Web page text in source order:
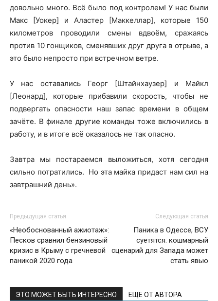
довольно много. Всё было под контролем! У нас были
Макс [Уокер] и Аластер [Маккеллар], которые 150
километров проводили смены вдвоём, сражаясь
против 10 гонщиков, сменявших друг друга в отрыве, а
это было непросто при встречном ветре.
У нас оставались Георг [Штайнхаузер] и Майкл
[Леонард], которые прибавили скорость, чтобы не
подвергать опасности наш запас времени в общем
зачёте. В финале другие команды тоже включились в
работу, и в итоге всё оказалось не так опасно.
Завтра мы постараемся выложиться, хотя сегодня
сильно потратились. Но эта майка придаст нам сил на
завтрашний день».
Предыдущая статья
«Необоснованный ажиотаж»:
Песков сравнил бензиновый
кризис в Крыму с гречневой
паникой 2020 года
Следующая статья
Паника в Одессе, ВСУ
суетятся: кошмарный
сценарий для Запада может
стать явью
ЭТО МОЖЕТ БЫТЬ ИНТЕРЕСНО ЕЩЕ ОТ АВТОРА